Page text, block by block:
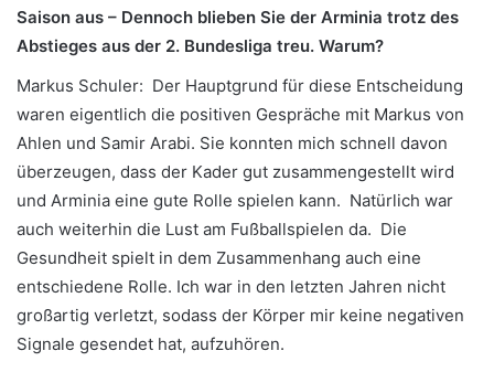
Saison aus – Dennoch blieben Sie der Arminia trotz des
Abstieges aus der 2. Bundesliga treu. Warum?
Markus Schuler: Der Hauptgrund für diese Entscheidung
waren eigentlich die positiven Gespräche mit Markus von
Ahlen und Samir Arabi. Sie konnten mich schnell davon
überzeugen, dass der Kader gut zusammengestellt wird
und Arminia eine gute Rolle spielen kann. Natürlich war
auch weiterhin die Lust am Fußballspielen da. Die
Gesundheit spielt in dem Zusammenhang auch eine
entschiedene Rolle. Ich war in den letzten Jahren nicht
großartig verletzt, sodass der Körper mir keine negativen
Signale gesendet hat, aufzuhören.